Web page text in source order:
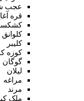
عجب
قره
کلوانق
کلیبر
کوزه
گوگان
لیلان
مراغه
مرند
ملک